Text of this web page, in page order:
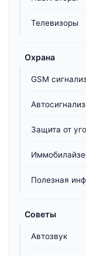
Телевизоры
Охрана
GSM
Защита от
Полезная
Советы
Автозвук